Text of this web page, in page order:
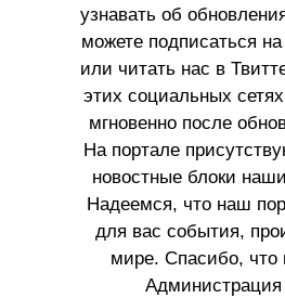
узнавать об
можете подписаться на
или читать нас в
этих социальных
мгновенно после
На портале
новостные блоки
Надеемся, что наш
для вас события,
мире. Спасибо, что
Администрация